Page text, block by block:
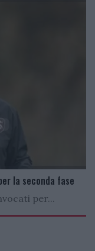
la seconda fase
per...